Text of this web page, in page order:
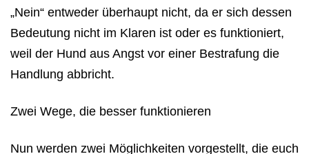
„Nein“ entweder überhaupt nicht, da er sich dessen
Bedeutung nicht im Klaren ist oder es funktioniert,
weil der Hund aus Angst vor einer Bestrafung die
Handlung abbricht.
Zwei Wege, die besser funktionieren
Nun werden zwei Möglichkeiten vorgestellt, die euch